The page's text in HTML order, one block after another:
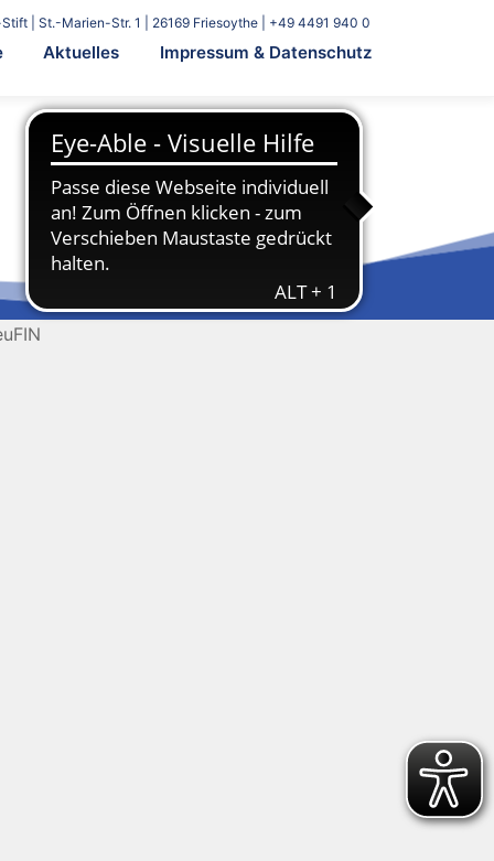
| St.-Marien-Str. 1 | 26169 Friesoythe | +49 4491 940 0
Aktuelles Impressum & Datenschutz